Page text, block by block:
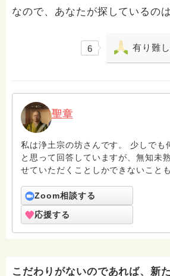
なので、あなたが探しているの
6 有り難し
聖章
私は浄土宗の坊さんです。 少しでも
と思って回答していますが、無知未
せていただくことしかできないこと
許しください。 回答は私個人の意
合によっては浄土宗の教義とは少し
いうことをご了承ください。 また、
電話相談についても紹介しています
ねなくご利用ください。 ハスノハの
Zoom相談する
応援する
こだわりがないのであれば、新